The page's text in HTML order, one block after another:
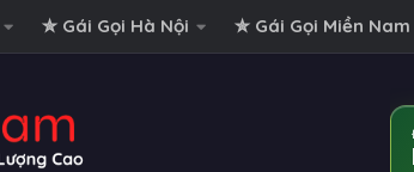
✮ Gái Gọi Hà Nội ✮ Gái Gọi Miền Nam